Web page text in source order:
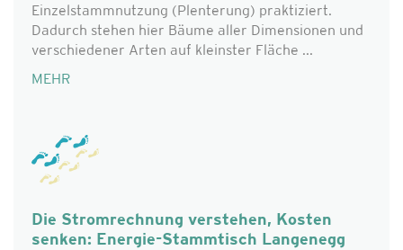
Einzelstammnutzung (Plenterung) praktiziert.
Dadurch stehen hier Bäume aller Dimensionen und
verschiedener Arten auf kleinster Fläche ...
MEHR
Die Stromrechnung verstehen, Kosten
senken: Energie-Stammtisch Langenegg